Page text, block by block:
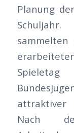
Planung
Nach